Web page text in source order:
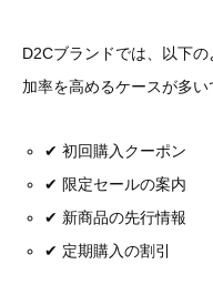
D2Cブランドでは、以下
加率を高めるケースが多い
✔ 初回購入クーポン
✔ 限定セールの案内
✔ 新商品の先行情報
✔ 定期購入の割引